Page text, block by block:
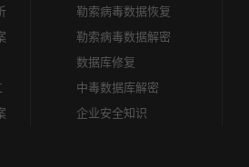
勒索病毒数据恢复
勒索病毒数据解密
数据库修复
中毒数据库解密
企业安全知识